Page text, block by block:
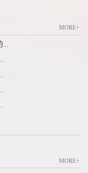
MORE+
MORE+